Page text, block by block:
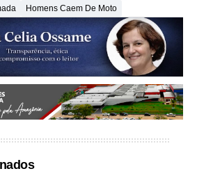
Homens Caem De Moto